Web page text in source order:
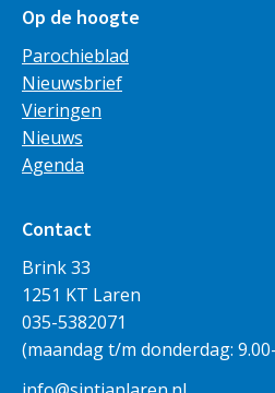
Op de hoogte
Parochieblad
Nieuwsbrief
Vieringen
Nieuws
Agenda
Contact
Brink 33
1251 KT Laren
035-5382071
(maandag t/m donderdag: